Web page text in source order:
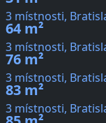
3 místnosti,
64 m²
3 místnosti,
76 m²
3 místnosti,
83 m²
3 místnosti,